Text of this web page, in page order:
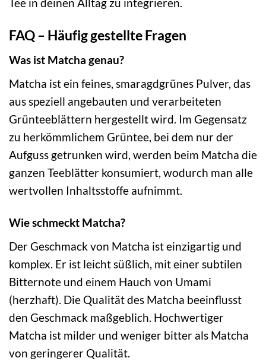
Tee in deinen Alltag zu integrieren.
FAQ – Häufig gestellte Fragen
Was ist Matcha genau?
Matcha ist ein feines, smaragdgrünes Pulver, das
aus speziell angebauten und verarbeiteten
Grünteeblättern hergestellt wird. Im Gegensatz
zu herkömmlichem Grüntee, bei dem nur der
Aufguss getrunken wird, werden beim Matcha die
ganzen Teeblätter konsumiert, wodurch man alle
wertvollen Inhaltsstoffe aufnimmt.
Wie schmeckt Matcha?
Der Geschmack von Matcha ist einzigartig und
komplex. Er ist leicht süßlich, mit einer subtilen
Bitternote und einem Hauch von Umami
(herzhaft). Die Qualität des Matcha beeinflusst
den Geschmack maßgeblich. Hochwertiger
Matcha ist milder und weniger bitter als Matcha
von geringerer Qualität.